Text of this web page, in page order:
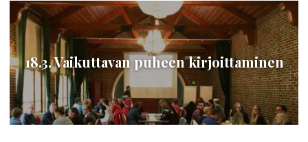
18.3. Vaikuttavan puheen kirjoittaminen